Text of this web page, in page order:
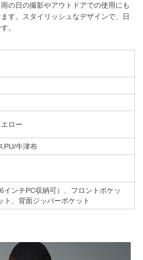
の日の撮影やアウトドアでの使用にも
す。スタイリッシュなデザインで、日
。
ロー
PU/牛津布
インチPC収納可）、フロントポケッ
ト、背面ジッパーポケット